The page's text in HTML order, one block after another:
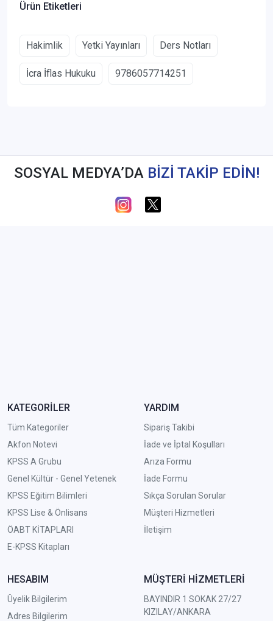
Ürün Etiketleri
Hakimlik Yetki Yayınları Ders Notları
İcra İflas Hukuku 9786057714251
SOSYAL MEDYA’DA BİZİ TAKİP EDİN!
KATEGORİLER
Tüm Kategoriler
Akfon Notevi
KPSS A Grubu
Genel Kültür - Genel Yetenek
KPSS Eğitim Bilimleri
KPSS Lise & Önlisans
ÖABT KİTAPLARI
E-KPSS Kitapları
YARDIM
Sipariş Takibi
İade ve İptal Koşulları
Arıza Formu
İade Formu
Sıkça Sorulan Sorular
Müşteri Hizmetleri
İletişim
HESABIM
Üyelik Bilgilerim
Adres Bilgilerim
MÜŞTERİ HİZMETLERİ
BAYINDIR 1 SOKAK 27/27
KIZILAY/ANKARA